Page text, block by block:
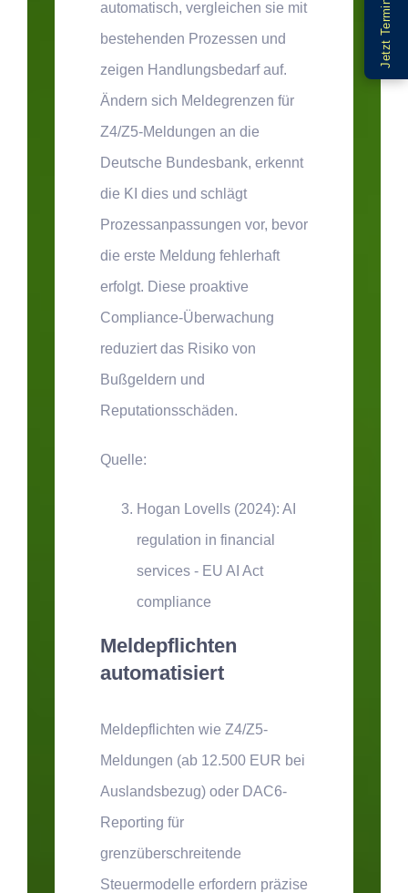
automatisch, vergleichen sie mit
bestehenden Prozessen und
zeigen Handlungsbedarf auf.
Ändern sich Meldegrenzen für
Z4/Z5-Meldungen an die
Deutsche Bundesbank, erkennt
die KI dies und schlägt
Prozessanpassungen vor, bevor
die erste Meldung fehlerhaft
erfolgt. Diese proaktive
Compliance-Überwachung
reduziert das Risiko von
Bußgeldern und
Reputationsschäden.
Quelle:
Hogan Lovells (2024): AI
regulation in financial
services - EU AI Act
compliance
Meldepflichten
automatisiert
Meldepflichten wie Z4/Z5-
Meldungen (ab 12.500 EUR bei
Auslandsbezug) oder DAC6-
Reporting für
grenzüberschreitende
Steuermodelle erfordern präzise